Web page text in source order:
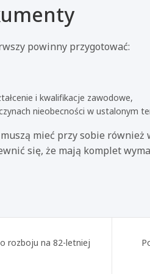
powinny przygotować:
i kwalifikacje zawodowe,
nieobecności w ustalonym
mieć przy sobie
się, że mają komplet
rozboju na 82-letniej